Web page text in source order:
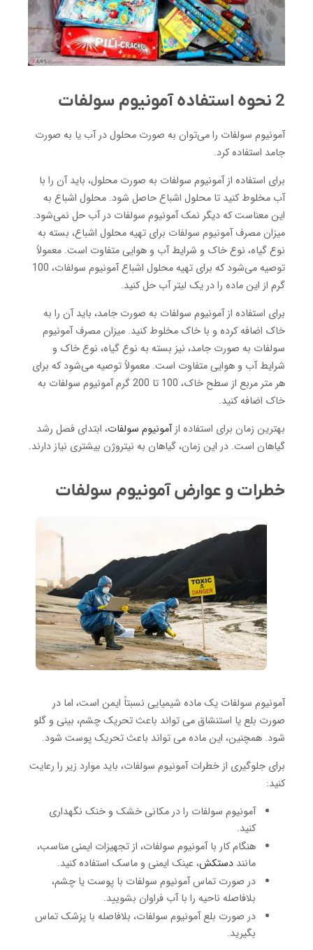
2 نحوه استفاده آمونیوم سولفات
آمونیوم سولفات را می‌توان به صورت محلول در آب یا به صورت
جامد استفاده کرد.
برای استفاده از آمونیوم سولفات به صورت محلول، باید آن را با
آب مخلوط کنید تا محلول اشباع حاصل شود. محلول اشباع به
این معناست که دیگر نمک آمونیوم سولفات در آب حل نمی‌شود.
میزان مصرف آمونیوم سولفات برای تهیه محلول اشباع، بسته به
نوع گیاه، نوع خاک و شرایط آب و هوایی متفاوت است. معمولاً
توصیه می‌شود که برای تهیه محلول اشباع آمونیوم سولفات، 100
گرم از این ماده را در یک لیتر آب حل کنید.
برای استفاده از آمونیوم سولفات به صورت جامد، باید آن را به
خاک اضافه کرده و با خاک مخلوط کنید. میزان مصرف آمونیوم
سولفات به صورت جامد، نیز بسته به نوع گیاه، نوع خاک و
شرایط آب و هوایی متفاوت است. معمولاً توصیه می‌شود که برای
هر متر مربع از سطح خاک، 100 تا 200 گرم آمونیوم سولفات به
خاک اضافه کنید.
بهترین زمان برای استفاده ازآمونیوم سولفات، ابتدای فصل رشد
گیاهان است. در این زمان، گیاهان به نیتروژن بیشتری نیاز دارند.
خطرات و عوارض آمونیوم سولفات
آمونیوم سولفات یک ماده شیمیایی نسبتاً ایمن است، اما در
صورت بلع یا استنشاق می تواند باعث تحریک چشم، بینی و گلو
شود. همچنین، این ماده می تواند باعث تحریک پوست شود.
برای جلوگیری از خطرات آمونیوم سولفات، باید موارد زیر را رعایت
کنید:
آمونیوم سولفات را در مکانی خشک و خنک نگهداری
کنید.
هنگام کار با آمونیوم سولفات، از تجهیزات ایمنی مناسب،
مانند دستکش، عینک ایمنی و ماسک استفاده کنید.
در صورت تماس آمونیوم سولفات با پوست یا چشم،
بلافاصله ناحیه را با آب فراوان بشویید.
در صورت بلع آمونیوم سولفات، بلافاصله با پزشک تماس
بگیرید.